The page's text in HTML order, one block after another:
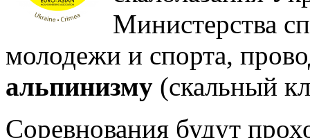
Министерства
молодежи и спорта,
альпинизму (скальный
Соревнования будут